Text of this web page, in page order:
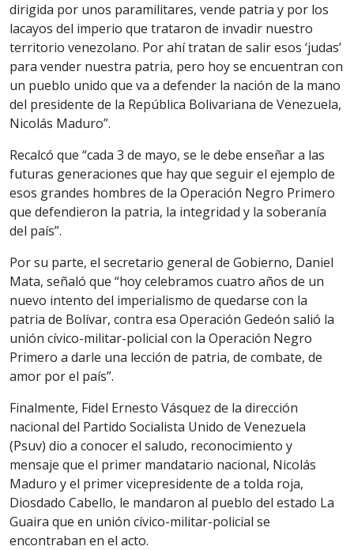
dirigida por unos paramilitares, vende patria y por los
lacayos del imperio que trataron de invadir nuestro
territorio venezolano. Por ahí tratan de salir esos ‘judas’
para vender nuestra patria, pero hoy se encuentran con
un pueblo unido que va a defender la nación de la mano
del presidente de la República Bolivariana de Venezuela,
Nicolás Maduro”.
Recalcó que “cada 3 de mayo, se le debe enseñar a las
futuras generaciones que hay que seguir el ejemplo de
esos grandes hombres de la Operación Negro Primero
que defendieron la patria, la integridad y la soberanía
del país”.
Por su parte, el secretario general de Gobierno, Daniel
Mata, señaló que “hoy celebramos cuatro años de un
nuevo intento del imperialismo de quedarse con la
patria de Bolívar, contra esa Operación Gedeón salió la
unión cívico-militar-policial con la Operación Negro
Primero a darle una lección de patria, de combate, de
amor por el país”.
Finalmente, Fidel Ernesto Vásquez de la dirección
nacional del Partido Socialista Unido de Venezuela
(Psuv) dio a conocer el saludo, reconocimiento y
mensaje que el primer mandatario nacional, Nicolás
Maduro y el primer vicepresidente de a tolda roja,
Diosdado Cabello, le mandaron al pueblo del estado La
Guaira que en unión cívico-militar-policial se
encontraban en el acto.